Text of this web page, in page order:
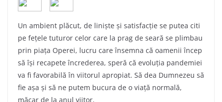
Un ambient plăcut, de liniște și satisfacție se putea citi
pe fețele tuturor celor care la prag de seară se plimbau
prin piața Operei, lucru care însemna că oamenii încep
să își recapete încrederea, speră că evoluția pandemiei
va fi favorabilă în viitorul apropiat. Să dea Dumnezeu să
fie așa și să ne putem bucura de o viață normală,
măcar de la anul viitor.